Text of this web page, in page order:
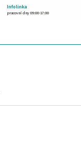
Infolinka
pracovní dny 09:00-17:00